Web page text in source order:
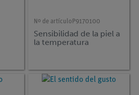
Nº de artículo P9170100
Sensibilidad de la piel a
la temperatura